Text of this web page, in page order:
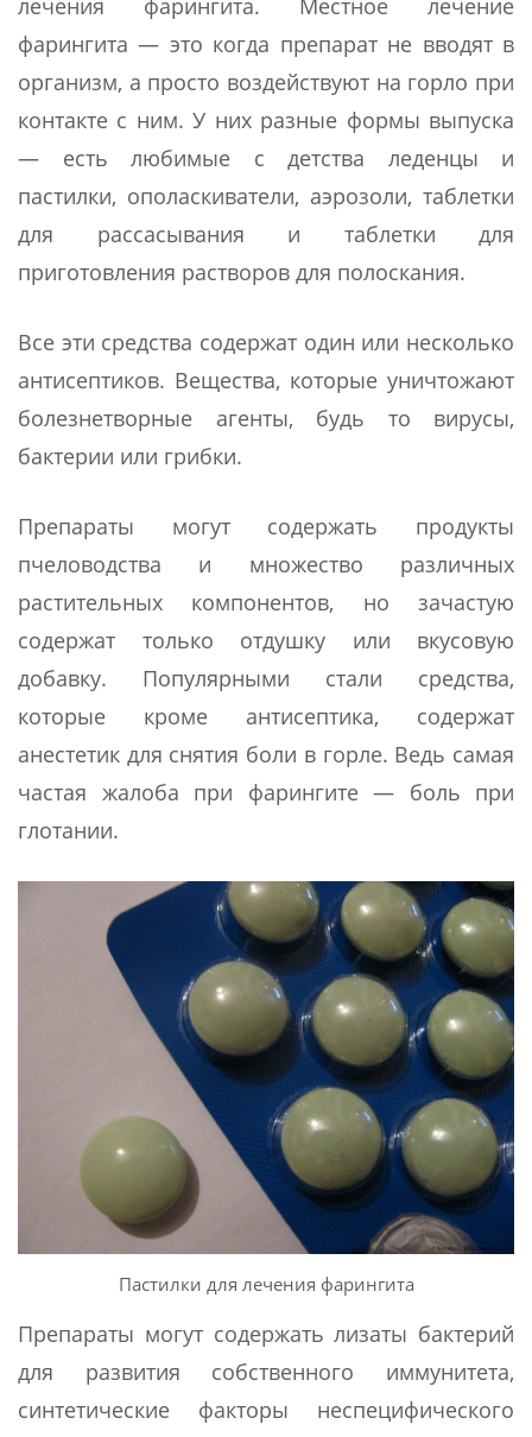
лечения фарингита. Местное лечение
фарингита — это когда препарат не вводят в
организм, а просто воздействуют на горло при
контакте с ним. У них разные формы выпуска
— есть любимые с детства леденцы и
пастилки, ополаскиватели, аэрозоли, таблетки
для рассасывания и таблетки для
приготовления растворов для полоскания.
Все эти средства содержат один или несколько
антисептиков. Вещества, которые уничтожают
болезнетворные агенты, будь то вирусы,
бактерии или грибки.
Препараты могут содержать продукты
пчеловодства и множество различных
растительных компонентов, но зачастую
содержат только отдушку или вкусовую
добавку. Популярными стали средства,
которые кроме антисептика, содержат
анестетик для снятия боли в горле. Ведь самая
частая жалоба при фарингите — боль при
глотании.
Пастилки для лечения фарингита
Препараты могут содержать лизаты бактерий
для развития собственного иммунитета,
синтетические факторы неспецифического